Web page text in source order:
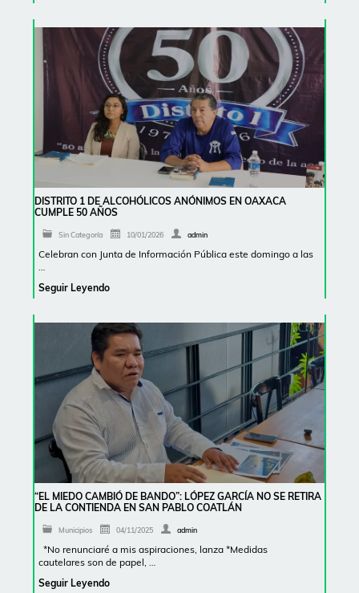
DISTRITO 1 DE ALCOHÓLICOS ANÓNIMOS EN OAXACA
CUMPLE 50 AÑOS
Sin Categoría 10/01/2026 admin
Celebran con Junta de Información Pública este domingo a las
…
Seguir Leyendo
“EL MIEDO CAMBIÓ DE BANDO”: LÓPEZ GARCÍA NO SE RETIRA
DE LA CONTIENDA EN SAN PABLO COATLÁN
Municipios 04/11/2025 admin
*No renunciaré a mis aspiraciones, lanza *Medidas
cautelares son de papel, …
Seguir Leyendo